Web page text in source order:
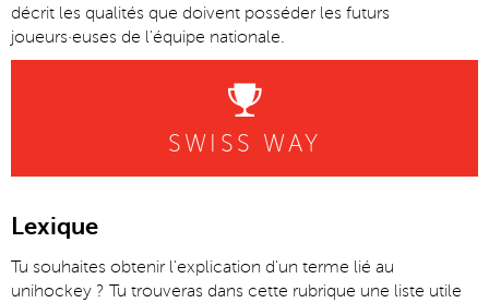
décrit les qualités que doivent posséder les futurs
joueurs·euses de l'équipe nationale.
SWISS WAY
Lexique
Tu souhaites obtenir l'explication d'un terme lié au
unihockey ? Tu trouveras dans cette rubrique une liste utile